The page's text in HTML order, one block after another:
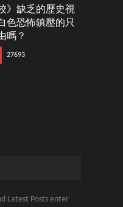
》缺乏的歷史視
色恐怖鎮壓的只
嗎？
27693
Latest Posts enter